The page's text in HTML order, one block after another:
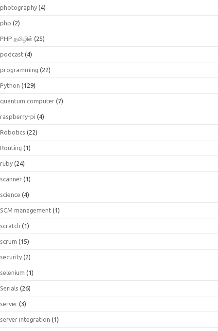
photography (4)
php (2)
PHP தமிழில் (25)
podcast (4)
programming (22)
Python (129)
quantum.computer (7)
raspberry-pi (4)
Robotics (22)
Routing (1)
ruby (24)
scanner (1)
science (4)
SCM management (1)
scratch (1)
scrum (15)
security (2)
selenium (1)
Serials (26)
server (3)
server integration (1)